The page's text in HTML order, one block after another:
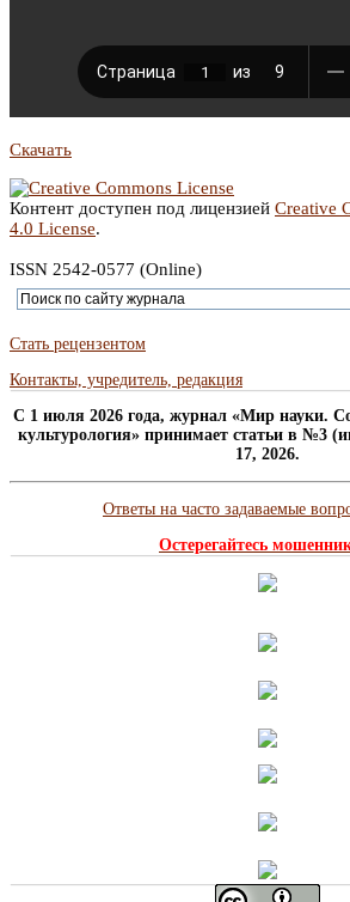
Скачать
Контент доступен под лицензией Creative
4.0 License.
ISSN 2542-0577 (Online)
Стать рецензентом
Контакты, учредитель, редакция
C 1 июля 2026 года, журнал «Мир науки.
культурология» принимает статьи в №3
17, 2026.
Ответы на часто задаваемые
Остерегайтесь